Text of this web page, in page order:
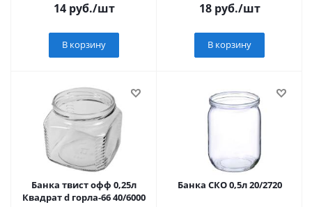
14руб./шт
В корзину
18руб./шт
В корзину
Банка твист офф 0,25л
Квадрат d горла-66 40/6000
Банка СКО 0,5л 20/2720